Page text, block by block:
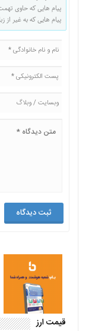
پیام هایی که حاوی
پیام هایی که به غیر
قیمت ارز